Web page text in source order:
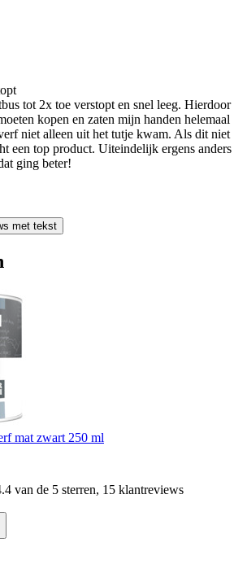
tot 2x toe verstopt en snel leeg. Hierdoor
kopen en zaten mijn handen helemaal
niet alleen uit het tutje kwam. Als dit niet
een top product. Uiteindelijk ergens anders
ging beter!
met tekst
mat zwart 250 ml
van de 5 sterren, 15 klantreviews